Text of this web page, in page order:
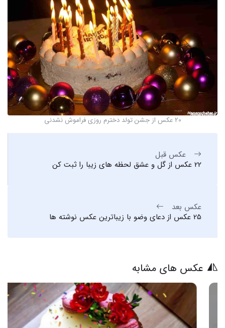
20 عکس از جشن تولد دخترم روزی فراموش نشدنی
عکس قبل
22 عکس از گل و عشق لحظه های زیبا را ثبت کن
عکس بعد
25 عکس از دعای وضو با زیباترین عکس نوشته ها
عکس های مشابه